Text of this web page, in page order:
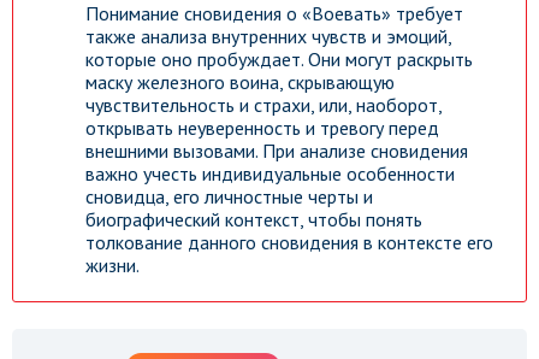
Понимание сновидения о «Воевать» требует
также анализа внутренних чувств и эмоций,
которые оно пробуждает. Они могут раскрыть
маску железного воина, скрывающую
чувствительность и страхи, или, наоборот,
открывать неуверенность и тревогу перед
внешними вызовами. При анализе сновидения
важно учесть индивидуальные особенности
сновидца, его личностные черты и
биографический контекст, чтобы понять
толкование данного сновидения в контексте его
жизни.